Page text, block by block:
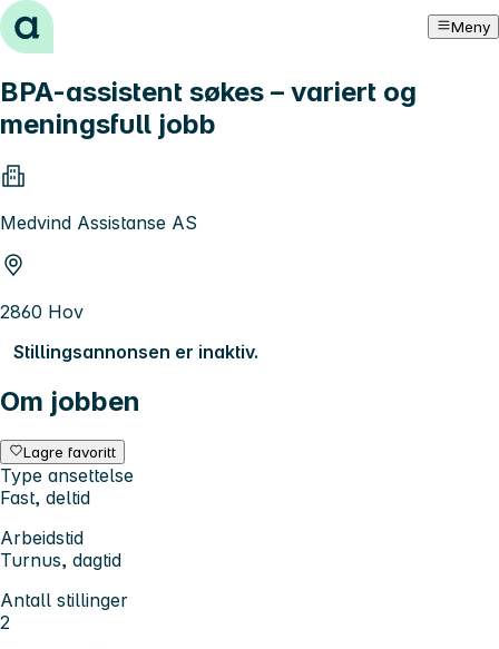
Hopp til innhold Meny
BPA-assistent søkes – variert og
meningsfull jobb
Medvind Assistanse AS
2860 Hov
Stillingsannonsen er inaktiv.
Om jobben
Lagre favoritt
Type ansettelse
Fast, deltid
Arbeidstid
Turnus, dagtid
Antall stillinger
2